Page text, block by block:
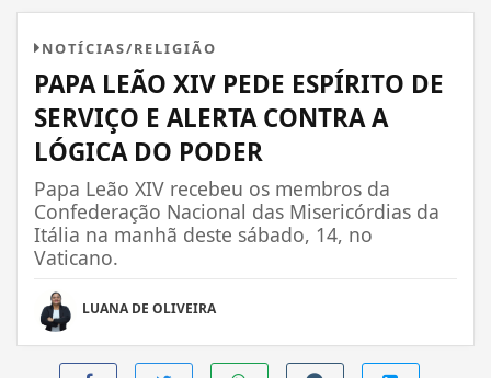
NOTÍCIAS/RELIGIÃO
PAPA LEÃO XIV PEDE ESPÍRITO DE
SERVIÇO E ALERTA CONTRA A
LÓGICA DO PODER
Papa Leão XIV recebeu os membros da
Confederação Nacional das Misericórdias da
Itália na manhã deste sábado, 14, no
Vaticano.
LUANA DE OLIVEIRA